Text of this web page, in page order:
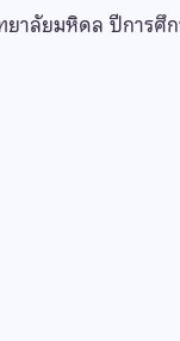
าลัยมหิดล ปีการศึ